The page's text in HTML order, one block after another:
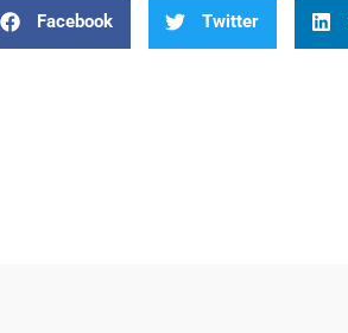
Facebook Twitter